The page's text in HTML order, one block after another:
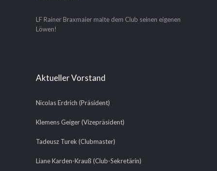
LF Rainer Braxmaier malte dem Club seinen eigenen
Löwen!
Aktueller Vorstand
Nicolas Erdrich (Präsident)
Klemens Geiger (Vizepräsident)
Tadeusz Turek (Clubmaster)
Liane Karden-Krauß (Club-Sekretärin)